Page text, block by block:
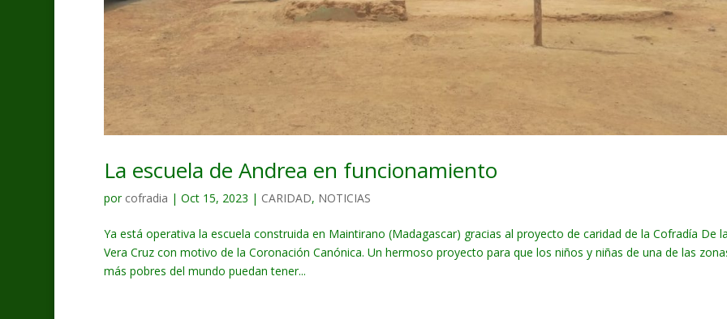
La escuela de Andrea en funcionamiento
por cofradia | Oct 15, 2023 | CARIDAD, NOTICIAS
Ya está operativa la escuela construida en Maintirano (Madagascar) gracias al proyecto de caridad de la Cofradía De la
Vera Cruz con motivo de la Coronación Canónica. Un hermoso proyecto para que los niños y niñas de una de las
más pobres del mundo puedan tener...